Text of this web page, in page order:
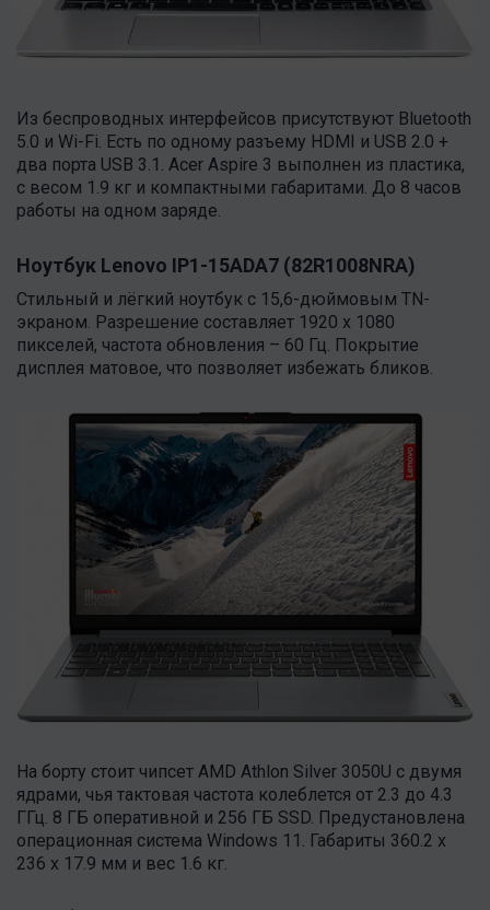
Из беспроводных интерфейсов присутствуют Bluetooth
5.0 и Wi-Fi. Есть по одному разъему HDMI и USB 2.0 +
два порта USB 3.1. Acer Aspire 3 выполнен из пластика,
с весом 1.9 кг и компактными габаритами. До 8 часов
работы на одном заряде.
Ноутбук Lenovo IP1-15ADA7 (82R1008NRA)
Стильный и лёгкий ноутбук с 15,6-дюймовым TN-
экраном. Разрешение составляет 1920 x 1080
пикселей, частота обновления – 60 Гц. Покрытие
дисплея матовое, что позволяет избежать бликов.
На борту стоит чипсет AMD Athlon Silver 3050U с двумя
ядрами, чья тактовая частота колеблется от 2.3 до 4.3
ГГц. 8 ГБ оперативной и 256 ГБ SSD. Предустановлена
операционная система Windows 11. Габариты 360.2 x
236 x 17.9 мм и вес 1.6 кг.